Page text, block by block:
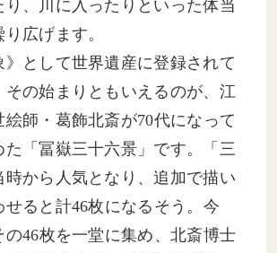
り、川に入ったりといった体当
広げます。
》として世界遺産に登録されて
その始まりともいえるのが、江
絵師・葛飾北斎が70代になって
た「冨嶽三十六景」です。「三
時から人気となり、追加で描い
せると計46枚になるそう。今
の46枚を一堂に集め、北斎博士